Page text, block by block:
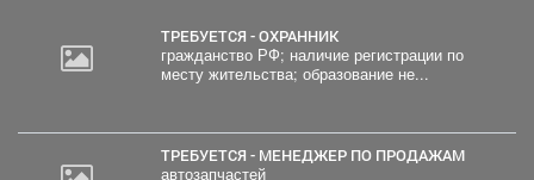
ТРЕБУЕТСЯ - ОХРАННИК
гражданство РФ; наличие регистрации по
месту жительства; образование не...
ТРЕБУЕТСЯ - МЕНЕДЖЕР ПО ПРОДАЖАМ
автозапчастей